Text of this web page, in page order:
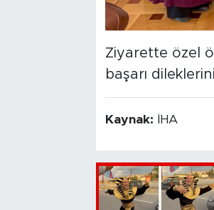
Ziyarette özel
başarı
Kaynak: İHA